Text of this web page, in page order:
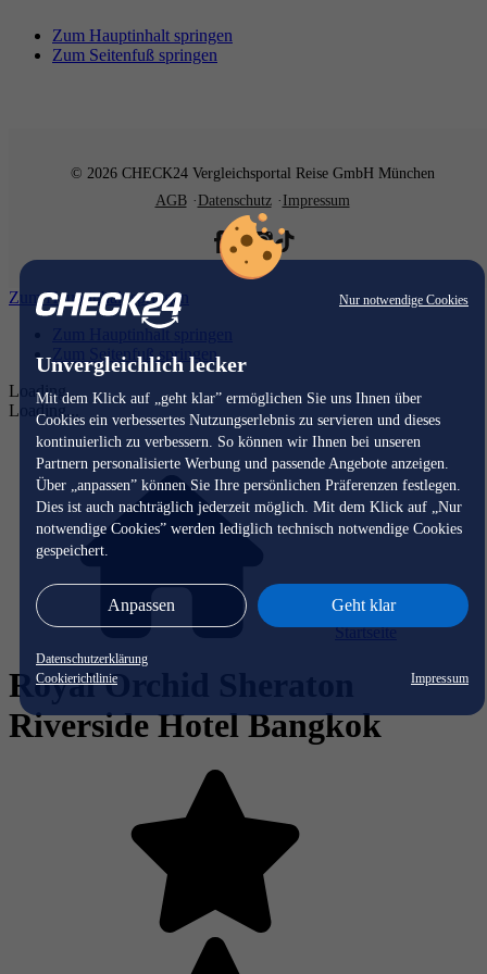
Nur notwendige Cookies
Unvergleichlich lecker
Mit dem Klick auf „geht klar” ermöglichen Sie uns Ihnen über
Cookies ein verbessertes Nutzungserlebnis zu servieren und dieses
kontinuierlich zu verbessern. So können wir Ihnen bei unseren
Partnern personalisierte Werbung und passende Angebote anzeigen.
Über „anpassen” können Sie Ihre persönlichen Präferenzen festlegen.
Dies ist auch nachträglich jederzeit möglich. Mit dem Klick auf „Nur
notwendige Cookies” werden lediglich technisch notwendige Cookies
gespeichert.
Anpassen Geht klar
Datenschutzerklärung
Cookierichtlinie
Impressum
Zum Hauptinhalt springen
Zum Seitenfuß springen
© 2026 CHECK24 Vergleichsportal Reise GmbH München
AGB
Datenschutz Impressum
Zum Hauptinhalt springen
Zum Hauptinhalt springen
Zum Seitenfuß springen
Loading...
Loading...
Startseite
Royal Orchid Sheraton
Riverside Hotel Bangkok